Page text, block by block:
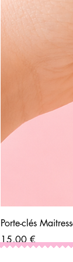
Porte-clés
Prix
15,00 €